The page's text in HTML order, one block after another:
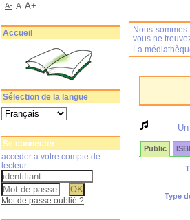
Public
Type
Nous
vous ne
La
A- A A+
Accueil
Sélection de la langue
Se connecter
accéder à votre compte de
lecteur
Mot de passe oublié ?